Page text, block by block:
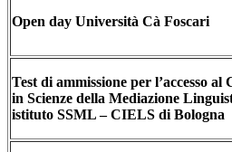
Open day Università Cà Foscari
Test di ammissione per l’accesso al
in Scienze della Mediazione
istituto SSML – CIELS di Bologna